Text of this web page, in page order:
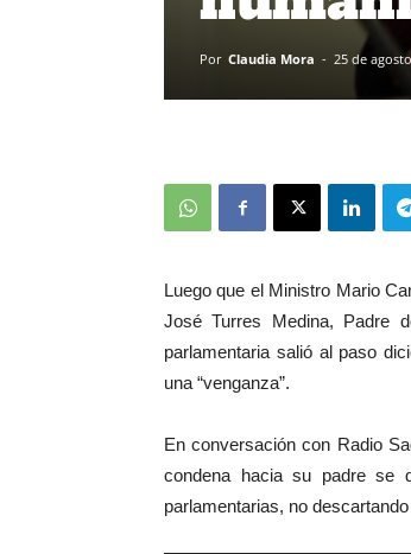
Por Claudia Mora - 25 de
Luego que el Ministro Mario
José Turres Medina, Padre
parlamentaria salió al paso
una “venganza”.
En conversación con Radio
condena hacia su padre se
parlamentarias, no